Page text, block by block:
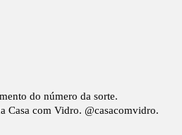
do número da sorte.
Casa com Vidro. @casacomvidro.